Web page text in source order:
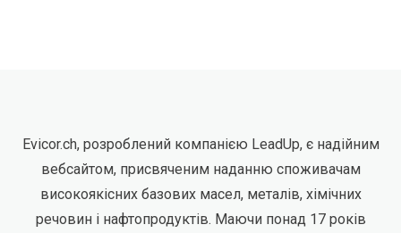
Evicor.ch, розроблений компанією LeadUp, є надійним
вебсайтом, присвяченим наданню споживачам
високоякісних базових масел, металів, хімічних
речовин і нафтопродуктів. Маючи понад 17 років